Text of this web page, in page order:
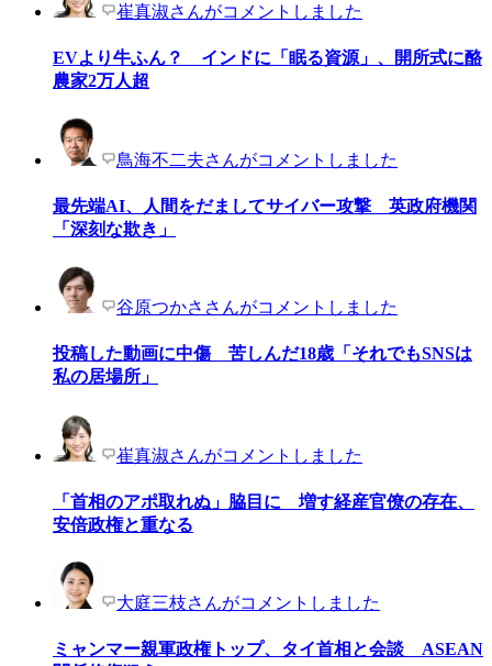
崔真淑さんがコメントしました
EVより牛ふん？ インドに「眠る資源」、開所式に酪
農家2万人超
鳥海不二夫さんがコメントしました
最先端AI、人間をだましてサイバー攻撃 英政府機関
「深刻な欺き」
谷原つかささんがコメントしました
投稿した動画に中傷 苦しんだ18歳「それでもSNSは
私の居場所」
崔真淑さんがコメントしました
「首相のアポ取れぬ」脇目に 増す経産官僚の存在、
安倍政権と重なる
大庭三枝さんがコメントしました
ミャンマー親軍政権トップ、タイ首相と会談 ASEAN